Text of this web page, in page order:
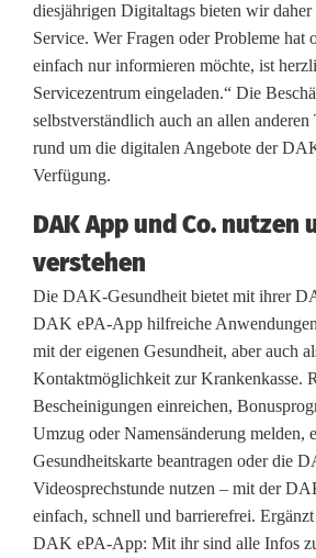
t
b
r
t
i
n
W
e
i
d
e
diesjährigen Digitaltags bieten wir daher
Service. Wer Fragen oder Probleme hat
einfach nur informieren möchte, ist
Servicezentrum eingeladen.“ Die
selbstverständlich auch an allen anderen
rund um die digitalen Angebote der
Verfügung.
DAK App und Co. nutzen
verstehen
Die DAK-Gesundheit bietet mit ihrer
DAK ePA-App hilfreiche
mit der eigenen Gesundheit, aber auch
Kontaktmöglichkeit zur Krankenkasse.
Bescheinigungen einreichen,
Umzug oder Namensänderung melden,
Gesundheitskarte beantragen oder die
Videosprechstunde nutzen – mit der
einfach, schnell und barrierefrei.
DAK ePA-App: Mit ihr sind alle Infos